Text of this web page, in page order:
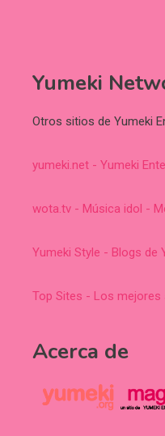
Yumeki
Otros sitios de Yumeki
yumeki.net - Yumeki
wota.tv - Música idol -
Yumeki Style - Blogs de
Top Sites - Los mejores
Acerca de